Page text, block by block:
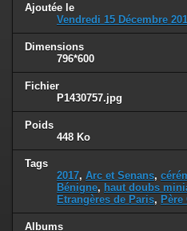
Ajoutée le
Vendredi 15 Décembre
Dimensions
796*600
Fichier
P1430757.jpg
Poids
448 Ko
Tags
2017, Arc et Senans,
Bénigne, haut doubs
Etrangères de Paris, Père
Albums